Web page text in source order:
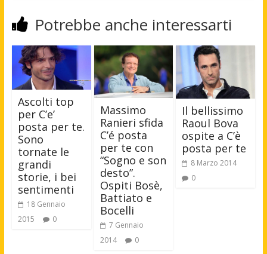
Potrebbe anche interessarti
Ascolti top
per C’e’
posta per te.
Sono
tornate le
grandi
storie, i bei
sentimenti
18 Gennaio
2015
0
Massimo
Ranieri sfida
C’é posta
per te con
“Sogno e son
desto”.
Ospiti Bosè,
Battiato e
Bocelli
7 Gennaio
2014
0
Il bellissimo
Raoul Bova
ospite a C’è
posta per te
8 Marzo 2014
0